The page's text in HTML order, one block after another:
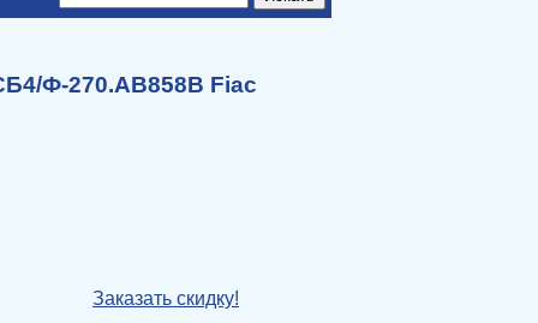
Ф-270.АВ858В Fiac
Заказать скидку!